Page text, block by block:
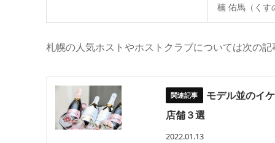
楠 佑馬（くす
札幌の人気ホストやホストクラブについては次の
モデル並のイ
店舗３選
2022.01.13